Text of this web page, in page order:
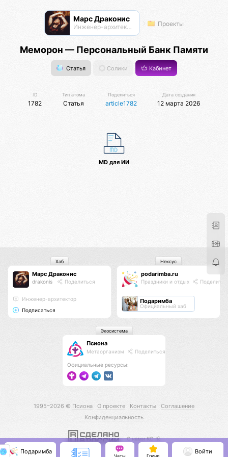
Марс Драконис
Инженер-архитектор Проекты
Меморон — Персональный Банк Памяти
Статья Солики Кабинет
ID
1782
Тип атома
Статья
Поделиться
article1782
Дата создания
12 марта 2026
MD для ИИ
Марс Драконис
drakonis Поделиться
Инженер-архитектор
Подписаться
Хаб
podarimba.ru
Праздники и отдых
Подаримба
Официальный хаб
Нексус
Псиона
Метаорганизм Поделиться
Официальные ресурсы:
Экосистема
1995–2026 © Псиона О проекте Контакты
Соглашение
Конфиденциальность
С нами КО 🕉️
Подаримба
Чаты Гринд
Войти